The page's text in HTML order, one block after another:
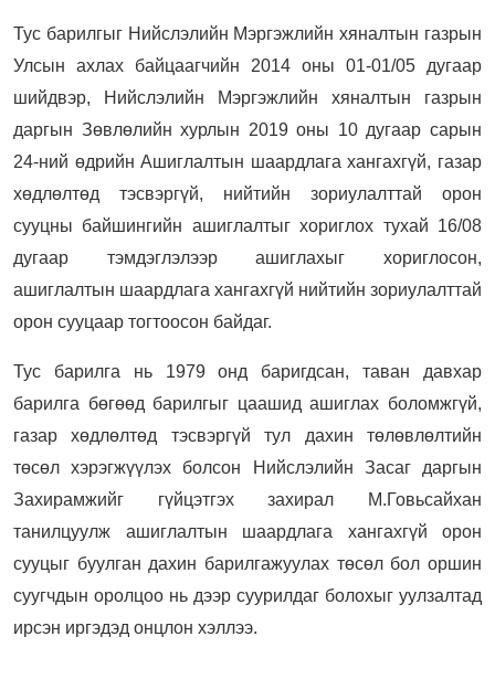
Тус барилгыг Нийслэлийн Мэргэжлийн хяналтын газрын
Улсын ахлах байцаагчийн 2014 оны 01-01/05 дугаар
шийдвэр, Нийслэлийн Мэргэжлийн хяналтын газрын
даргын Зөвлөлийн хурлын 2019 оны 10 дугаар сарын
24-ний өдрийн Ашиглалтын шаардлага хангахгүй, газар
хөдлөлтөд тэсвэргүй, нийтийн зориулалттай орон
сууцны байшингийн ашиглалтыг хориглох тухай 16/08
дугаар тэмдэглэлээр ашиглахыг хориглосон,
ашиглалтын шаардлага хангахгүй нийтийн зориулалттай
орон сууцаар тогтоосон байдаг.
Тус барилга нь 1979 онд баригдсан, таван давхар
барилга бөгөөд барилгыг цаашид ашиглах боломжгүй,
газар хөдлөлтөд тэсвэргүй тул дахин төлөвлөлтийн
төсөл хэрэгжүүлэх болсон Нийслэлийн Засаг даргын
Захирамжийг гүйцэтгэх захирал М.Говьсайхан
танилцуулж ашиглалтын шаардлага хангахгүй орон
сууцыг буулган дахин барилгажуулах төсөл бол оршин
суугчдын оролцоо нь дээр суурилдаг болохыг уулзалтад
ирсэн иргэдэд онцлон хэллээ.